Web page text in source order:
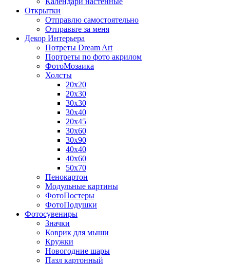
Открытки
Отправлю самостоятельно
Отправьте за меня
Декор Интерьера
Потреты Dream Art
Портреты по фото акрилом
ФотоМозаика
Холсты
20х20
20х30
30х30
30х40
20х45
30х60
30х90
40х40
40х60
50х70
Пенокартон
Модульные картины
ФотоПостеры
ФотоПодушки
Фотоcувениры
Значки
Коврик для мыши
Кружки
Новогодние шары
Пазл картонный